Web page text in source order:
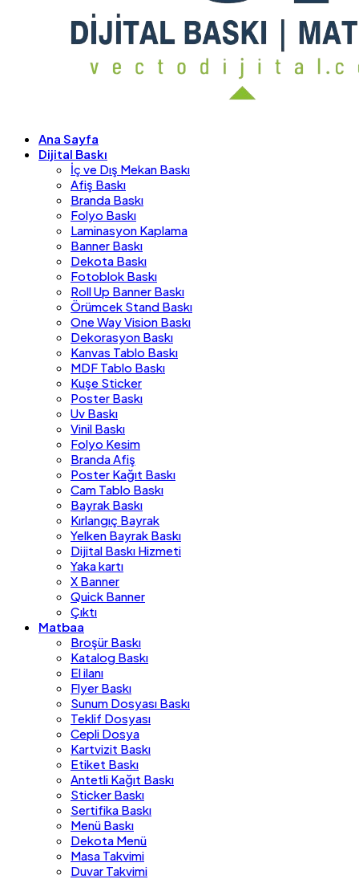
Ana Sayfa
Dijital Baskı
İç ve Dış Mekan Baskı
Afiş Baskı
Branda Baskı
Folyo Baskı
Laminasyon Kaplama
Banner Baskı
Dekota Baskı
Fotoblok Baskı
Roll Up Banner Baskı
Örümcek Stand Baskı
One Way Vision Baskı
Dekorasyon Baskı
Kanvas Tablo Baskı
MDF Tablo Baskı
Kuşe Sticker
Poster Baskı
Uv Baskı
Vinil Baskı
Folyo Kesim
Branda Afiş
Poster Kağıt Baskı
Cam Tablo Baskı
Bayrak Baskı
Kırlangıç Bayrak
Yelken Bayrak Baskı
Dijital Baskı Hizmeti
Yaka kartı
X Banner
Quick Banner
Çıktı
Matbaa
Broşür Baskı
Katalog Baskı
El ilanı
Flyer Baskı
Sunum Dosyası Baskı
Teklif Dosyası
Cepli Dosya
Kartvizit Baskı
Etiket Baskı
Antetli Kağıt Baskı
Sticker Baskı
Sertifika Baskı
Menü Baskı
Dekota Menü
Masa Takvimi
Duvar Takvimi